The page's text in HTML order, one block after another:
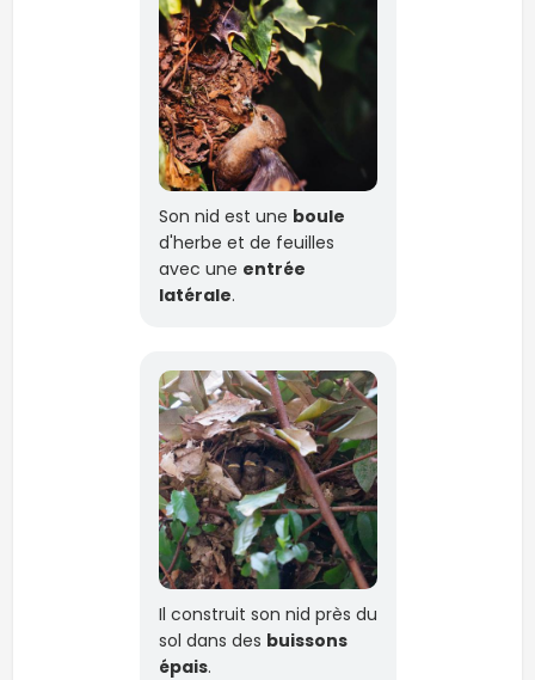
Son nid est une boule
d'herbe et de feuilles
avec une entrée
latérale.
Il construit son nid près du
sol dans des buissons
épais.